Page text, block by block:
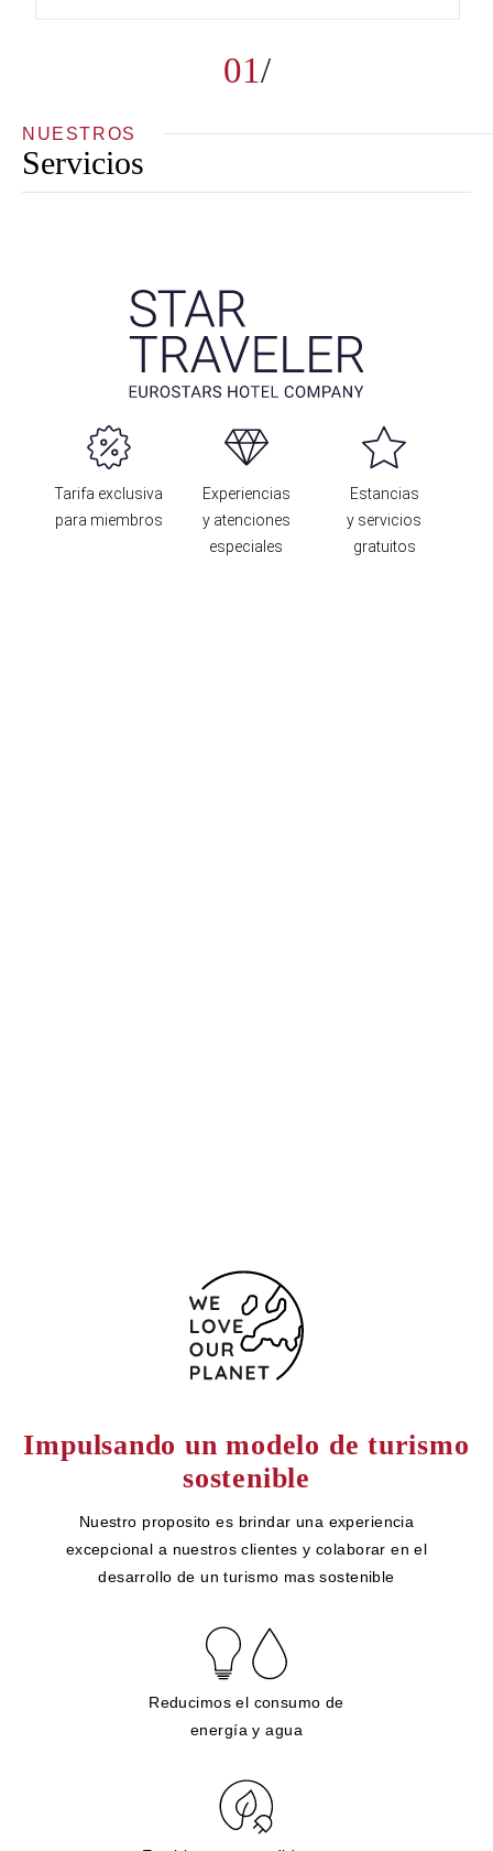
01
NUESTROS
Servicios
Tarifa exclusiva
para miembros
Experiencias
y atenciones
especiales
Estancias
y servicios
gratuitos
Impulsando un modelo de turismo
sostenible
Nuestro proposito es brindar una experiencia
excepcional a nuestros clientes y colaborar en el
desarrollo de un turismo mas sostenible
Reducimos el consumo de
energía y agua